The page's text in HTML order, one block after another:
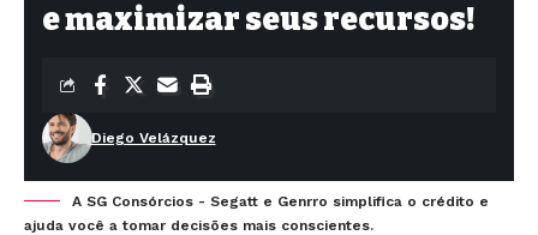
e maximizar seus recursos!
Diego Velázquez
A SG Consórcios - Segatt e Genrro simplifica o crédito e
ajuda você a tomar decisões mais conscientes.